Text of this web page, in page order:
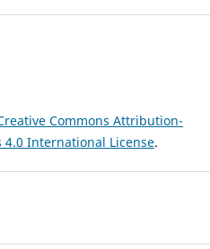
Commons Attribution-
4.0 International License.